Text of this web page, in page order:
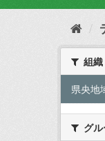
て
組織
県央地
グ